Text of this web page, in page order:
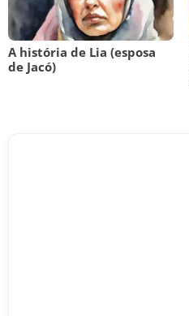
A história de Lia (esposa
de Jacó)